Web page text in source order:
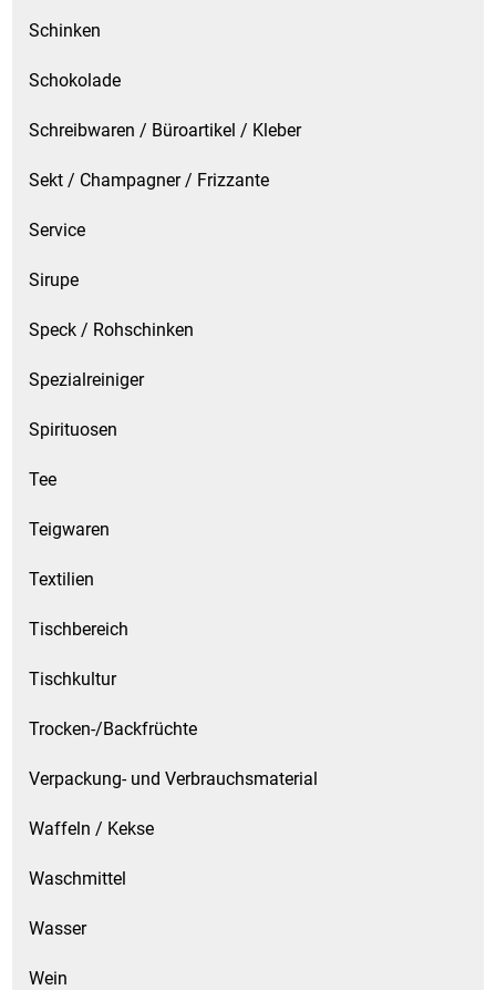
Schinken
Schokolade
Schreibwaren / Büroartikel / Kleber
Sekt / Champagner / Frizzante
Service
Sirupe
Speck / Rohschinken
Spezialreiniger
Spirituosen
Tee
Teigwaren
Textilien
Tischbereich
Tischkultur
Trocken-/Backfrüchte
Verpackung- und Verbrauchsmaterial
Waffeln / Kekse
Waschmittel
Wasser
Wein